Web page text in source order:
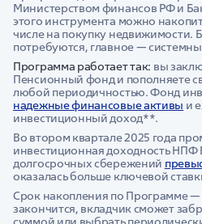
Министерством финансов РФ и
этого инструмента можно
числе на покупку недвижимости.
потребуются, главное —
Программа работает так: вы
Пенсионный фонд и пополняете
любой периодичностью. Фонд
надежные финансовые активы и
инвестиционный доход**.
Во втором квартале 2025 года
инвестиционная доходность
долгосрочных сбережений
оказалась больше ключевой
Срок накопления по Программе —
закончится, вкладчик сможет